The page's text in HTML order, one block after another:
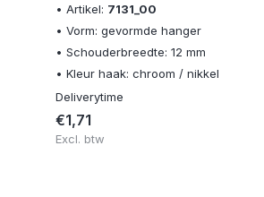
• Artikel: 7131_00
• Vorm: gevormde hanger
• Schouderbreedte: 12 mm
• Kleur haak: chroom / nikkel
Deliverytime
€1,71
Excl. btw